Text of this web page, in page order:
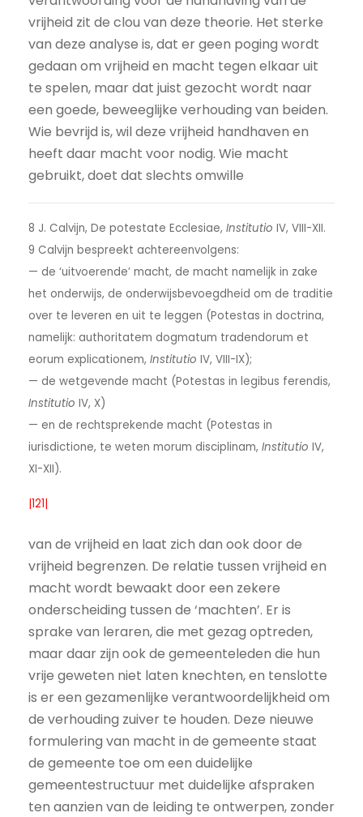
vrijheid zit de clou van deze theorie. Het sterke
van deze analyse is, dat er geen poging wordt
gedaan om vrijheid en macht tegen elkaar uit
te spelen, maar dat juist gezocht wordt naar
een goede, beweeglijke verhouding van beiden.
Wie bevrijd is, wil deze vrijheid handhaven en
heeft daar macht voor nodig. Wie macht
gebruikt, doet dat slechts omwille
8 J. Calvijn, De potestate Ecclesiae, Institutio IV, VIII-XII.
9 Calvijn bespreekt achtereenvolgens:
— de ‘uitvoerende’ macht, de macht namelijk in zake
het onderwijs, de onderwijsbevoegdheid om de traditie
over te leveren en uit te leggen (Potestas in doctrina,
namelijk: authoritatem dogmatum tradendorum et
eorum explicationem, Institutio IV, VIII-IX);
— de wetgevende macht (Potestas in legibus ferendis,
Institutio IV, X)
— en de rechtsprekende macht (Potestas in
iurisdictione, te weten morum disciplinam, Institutio IV,
XI-XII).
|121|
van de vrijheid en laat zich dan ook door de
vrijheid begrenzen. De relatie tussen vrijheid en
macht wordt bewaakt door een zekere
onderscheiding tussen de ‘machten’. Er is
sprake van leraren, die met gezag optreden,
maar daar zijn ook de gemeenteleden die hun
vrije geweten niet laten knechten, en tenslotte
is er een gezamenlijke verantwoordelijkheid om
de verhouding zuiver te houden. Deze nieuwe
formulering van macht in de gemeente staat
de gemeente toe om een duidelijke
gemeentestructuur met duidelijke afspraken
ten aanzien van de leiding te ontwerpen, zonder